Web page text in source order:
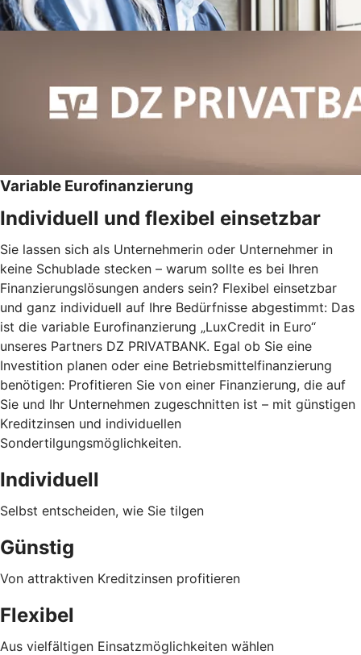
Variable Eurofinanzierung
Individuell und flexibel einsetzbar
Sie lassen sich als Unternehmerin oder Unternehmer in
keine Schublade stecken – warum sollte es bei Ihren
Finanzierungslösungen anders sein? Flexibel einsetzbar
und ganz individuell auf Ihre Bedürfnisse abgestimmt: Das
ist die variable Eurofinanzierung „LuxCredit in Euro“
unseres Partners DZ PRIVATBANK. Egal ob Sie eine
Investition planen oder eine Betriebsmittelfinanzierung
benötigen: Profitieren Sie von einer Finanzierung, die auf
Sie und Ihr Unternehmen zugeschnitten ist – mit günstigen
Kreditzinsen und individuellen
Sondertilgungsmöglichkeiten.
Individuell
Selbst entscheiden, wie Sie tilgen
Günstig
Von attraktiven Kreditzinsen profitieren
Flexibel
Aus vielfältigen Einsatzmöglichkeiten wählen